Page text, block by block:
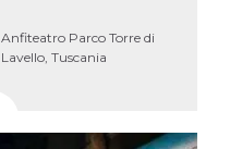
Anfiteatro Parco Torre di
Lavello, Tuscania